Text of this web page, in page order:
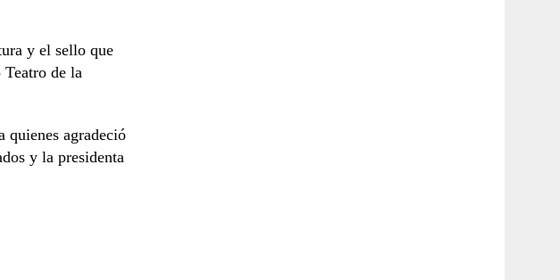
y el sello que
de la
agradeció
y la presidenta